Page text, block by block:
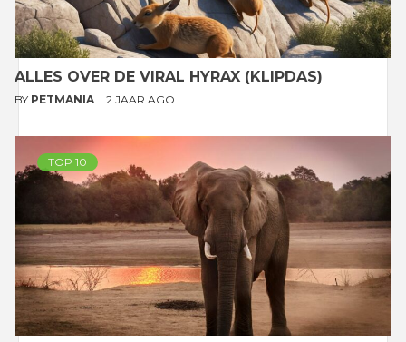
ALLES OVER DE VIRAL HYRAX (KLIPDAS)
BY PETMANIA 2 JAAR AGO
TOP 10